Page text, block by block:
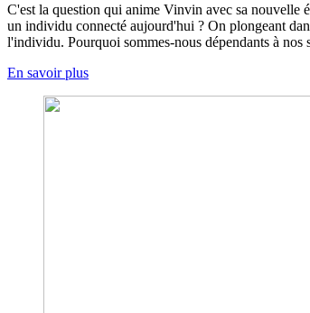
C'est la question qui anime Vinvin avec sa nouvelle
un individu connecté aujourd'hui ? On plongeant
l'individu. Pourquoi sommes-nous dépendants à
En savoir plus